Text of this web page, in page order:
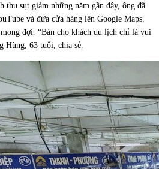
thu sụt giảm những năm gần đây, ông đã
và đưa cửa hàng lên Google Maps.
đợi. “Bán cho khách du lịch chỉ là vui
Hùng, 63 tuổi, chia sẻ.